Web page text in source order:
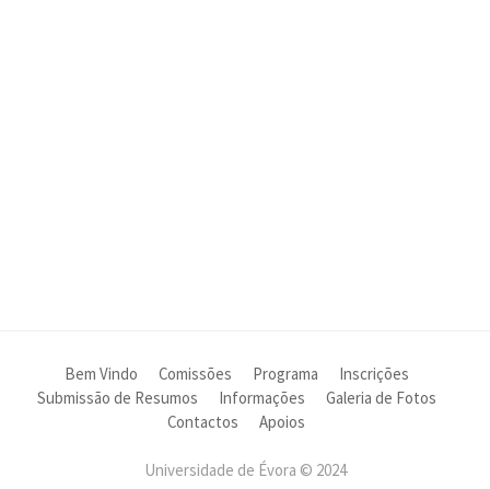
Bem Vindo Comissões Programa
Inscrições
Submissão de Resumos
Informações
Galeria de Fotos
Contactos
Apoios
Universidade de Évora © 2024